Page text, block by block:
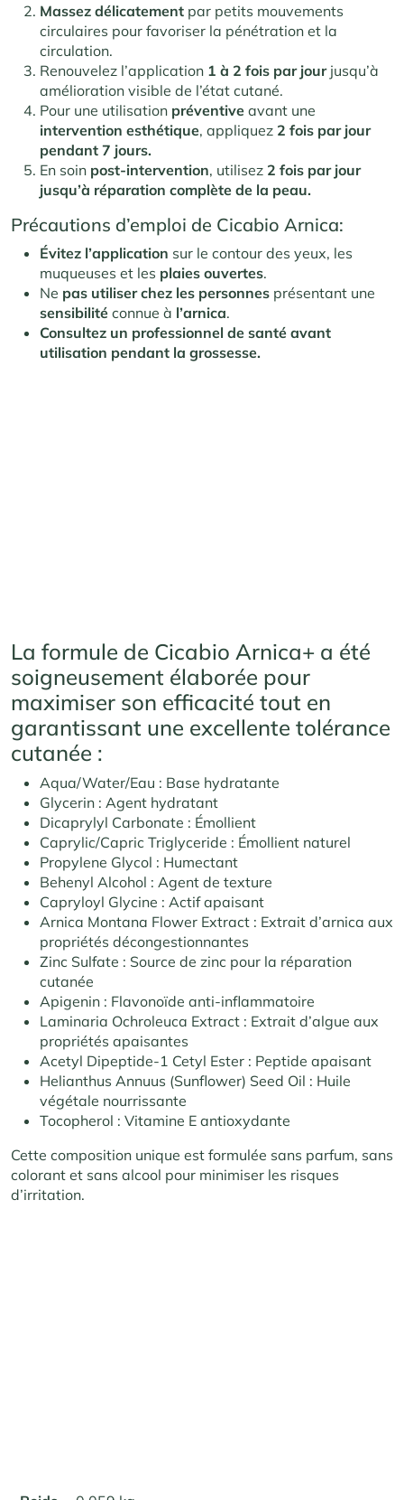
Massez délicatement par petits mouvements
circulaires pour favoriser la pénétration et la
circulation.
Renouvelez l’application 1 à 2 fois par jourjusqu’à
amélioration visible de l’état cutané.
Pour une utilisation préventive avant une
intervention esthétique, appliquez 2 fois par jour
pendant 7 jours.
En soin post-intervention, utilisez 2 fois par jour
jusqu’à réparation complète de la peau.
Précautions d’emploi de Cicabio Arnica:
Évitez l’application sur le contour des yeux, les
muqueuses et les plaies ouvertes.
Ne pas utiliser chez les personnes présentant une
sensibilité connue à l’arnica.
Consultez un professionnel de santé avant
utilisation pendant la grossesse.
La formule de Cicabio Arnica+ a été
soigneusement élaborée pour
maximiser son efficacité tout en
garantissant une excellente tolérance
cutanée :
Aqua/Water/Eau : Base hydratante
Glycerin : Agent hydratant
Dicaprylyl Carbonate : Émollient
Caprylic/Capric Triglyceride : Émollient naturel
Propylene Glycol : Humectant
Behenyl Alcohol : Agent de texture
Capryloyl Glycine : Actif apaisant
Arnica Montana Flower Extract : Extrait d’arnica aux
propriétés décongestionnantes
Zinc Sulfate : Source de zinc pour la réparation
cutanée
Apigenin : Flavonoïde anti-inflammatoire
Laminaria Ochroleuca Extract : Extrait d’algue aux
propriétés apaisantes
Acetyl Dipeptide-1 Cetyl Ester : Peptide apaisant
Helianthus Annuus (Sunflower) Seed Oil : Huile
végétale nourrissante
Tocopherol : Vitamine E antioxydante
Cette composition unique est formulée sans parfum, sans
colorant et sans alcool pour minimiser les risques
d’irritation.